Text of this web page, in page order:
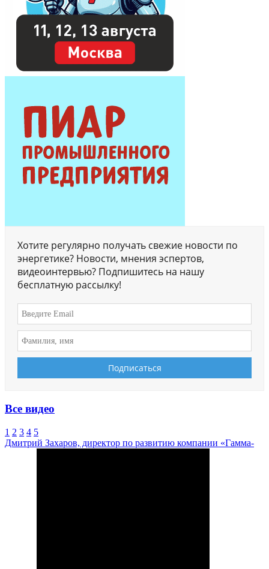
Хотите регулярно получать свежие новости по
энергетике? Новости, мнения эспертов,
видеоинтервью? Подпишитесь на нашу
бесплатную рассылку!
Все видео
1 2 3 4 5
Дмитрий Захаров, директор по развитию компании «Гамма-